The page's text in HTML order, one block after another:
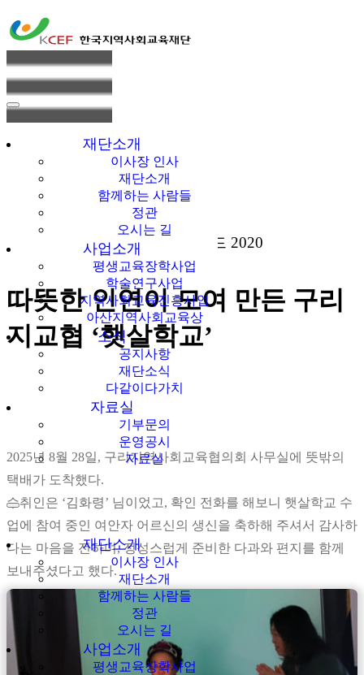
한국지역사회교육
재단
재단소개
이사장 인사
재단소개
함께하는 사람들
정관
오시는 길
사업소개
평생교육장학사업
학술연구사업
지역사회교육진흥사업
아산지역사회교육상
소식
공지사항
재단소식
다같이다가치
자료실
기부문의
운영공시
자료실
재단소개
이사장 인사
재단소개
함께하는 사람들
정관
오시는 길
사업소개
평생교육장학사업
갤러리피스 이노베이셔널어워드 2020
따뜻한 인연이 모여 만든 구리
지교협 ‘햇살학교’
2025년 8월 28일, 구리지역사회교육협의회 사무실에 뜻밖의
택배가 도착했다.
수취인은 ‘김화령’ 님이었고, 확인 전화를 해보니 햇살학교 수
업에 참여 중인 여안자 어르신의 생신을 축하해 주셔서 감사하
다는 마음을 전하며, 정성스럽게 준비한 다과와 편지를 함께
보내주셨다고 했다.